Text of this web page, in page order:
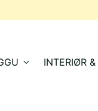
INTERIØR